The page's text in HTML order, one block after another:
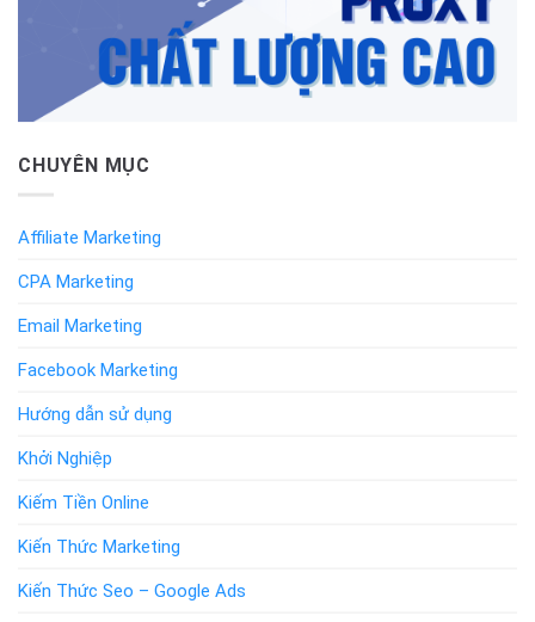
CHUYÊN MỤC
Affiliate Marketing
CPA Marketing
Email Marketing
Facebook Marketing
Hướng dẫn sử dụng
Khởi Nghiệp
Kiếm Tiền Online
Kiến Thức Marketing
Kiến Thức Seo – Google Ads